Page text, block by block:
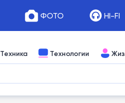
ФОТО HI-FI
Техника Технологии